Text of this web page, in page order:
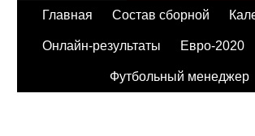
Главная Состав сборной
Онлайн-результаты Евро-2020
Футбольный менеджер